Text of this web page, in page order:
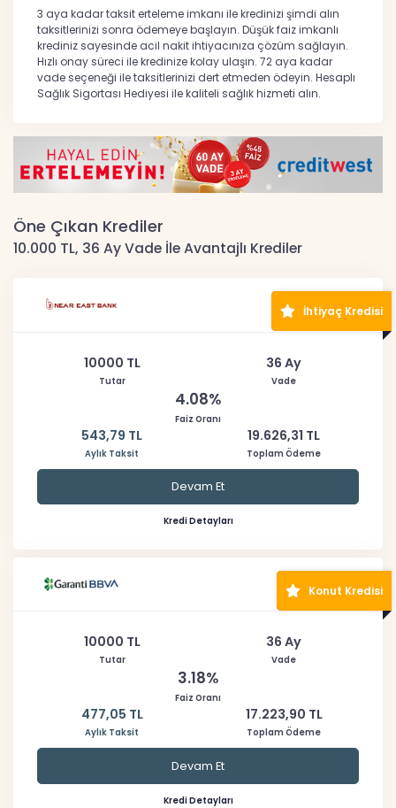
3 aya kadar taksit erteleme imkanı ile kredinizi şimdi alın
taksitlerinizi sonra ödemeye başlayın. Düşük faiz imkanlı
krediniz sayesinde acil nakit ihtiyacınıza çözüm sağlayın.
Hızlı onay süreci ile kredinize kolay ulaşın. 72 aya kadar
vade seçeneği ile taksitlerinizi dert etmeden ödeyin. Hesaplı
Sağlık Sigortası Hediyesi ile kaliteli sağlık hizmeti alın.
Öne Çıkan Krediler
10.000 TL, 36 Ay Vade İle Avantajlı Krediler
İhtiyaç Kredisi
10000 TL
Tutar
36 Ay
Vade
4.08%
Faiz Oranı
543,79 TL
Aylık Taksit
19.626,31 TL
Toplam Ödeme
Devam Et
Kredi Detayları
Konut Kredisi
10000 TL
Tutar
36 Ay
Vade
3.18%
Faiz Oranı
477,05 TL
Aylık Taksit
17.223,90 TL
Toplam Ödeme
Devam Et
Kredi Detayları